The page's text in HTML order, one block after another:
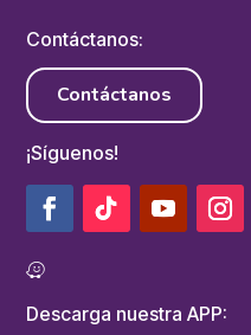
Contáctanos:
Contáctanos
¡Síguenos!
Descarga nuestra APP: